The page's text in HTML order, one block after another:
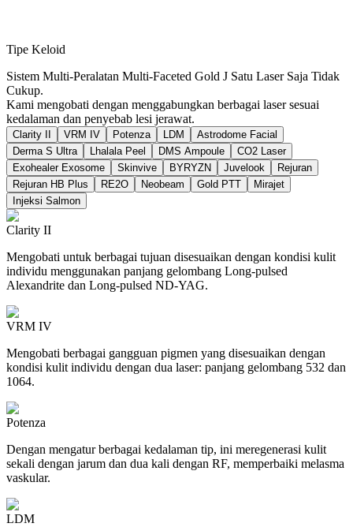
Tipe Keloid
Sistem Multi-Peralatan Multi-Faceted Gold J Satu Laser Saja Tidak
Cukup.
Kami mengobati dengan menggabungkan berbagai laser sesuai
kedalaman dan penyebab lesi jerawat.
Clarity II VRM IV Potenza LDM
Astrodome Facial
Derma S Ultra
Lhalala Peel DMS Ampoule
CO2 Laser
Exohealer Exosome
Skinvive BYRYZN Juvelook
Rejuran
Rejuran HB Plus
RE2O Neobeam Gold PTT
Mirajet
Injeksi Salmon
Clarity II
Mengobati untuk berbagai tujuan disesuaikan dengan kondisi kulit
individu menggunakan panjang gelombang Long-pulsed
Alexandrite dan Long-pulsed ND-YAG.
VRM IV
Mengobati berbagai gangguan pigmen yang disesuaikan dengan
kondisi kulit individu dengan dua laser: panjang gelombang 532 dan
1064.
Potenza
Dengan mengatur berbagai kedalaman tip, ini meregenerasi kulit
sekali dengan jarum dan dua kali dengan RF, memperbaiki melasma
vaskular.
LDM